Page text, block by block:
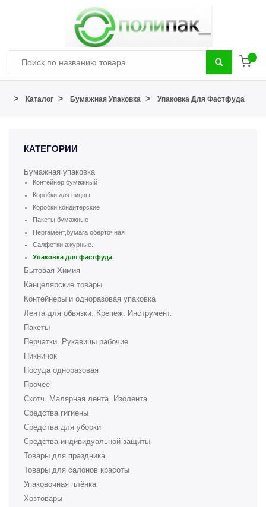
> Каталог > Бумажная Упаковка > Упаковка Для Фастфуда
КАТЕГОРИИ
Бумажная упаковка
Контейнер бумажный
Коробки для пиццы
Коробки кондитерские
Пакеты бумажные
Пергамент,бумага обёрточная
Салфетки ажурные.
Упаковка для фастфуда
Бытовая Химия
Канцелярские товары
Контейнеры и одноразовая упаковка
Лента для обвязки. Крепеж. Инструмент.
Пакеты
Перчатки. Рукавицы рабочие
Пикничок
Посуда одноразовая
Прочее
Скотч. Малярная лента. Изолента.
Средства гигиены
Средства для уборки
Средства индивидуальной защиты
Товары для праздника
Товары для салонов красоты
Упаковочная плёнка
Хозтовары